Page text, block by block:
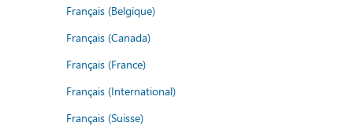
Français (Belgique)
Français (Canada)
Français (France)
Français (International)
Français (Suisse)